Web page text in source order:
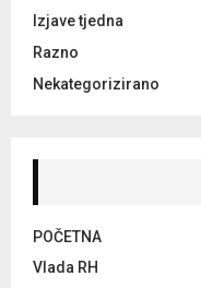
Izjave tjedna
Razno
Nekategorizirano
POČETNA
Vlada RH